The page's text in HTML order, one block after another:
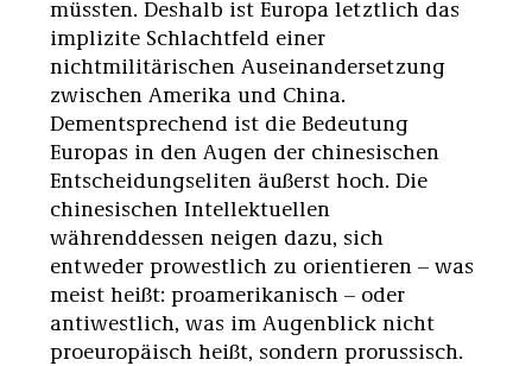
müssten. Deshalb ist Europa letztlich das
implizite Schlachtfeld einer
nichtmilitärischen Auseinandersetzung
zwischen Amerika und China.
Dementsprechend ist die Bedeutung
Europas in den Augen der chinesischen
Entscheidungseliten äußerst hoch. Die
chinesischen Intellektuellen
währenddessen neigen dazu, sich
entweder prowestlich zu orientieren – was
meist heißt: proamerikanisch – oder
antiwestlich, was im Augenblick nicht
proeuropäisch heißt, sondern prorussisch.